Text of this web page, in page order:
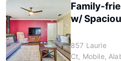
Family-
w/
857 Laurie
Ct, Mobile,